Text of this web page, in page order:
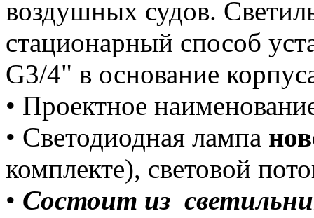
воздушных судов.
стационарный способ
G3/4" в основание
• Проектное
• Светодиодная лампа
комплекте), световой
• Состоит из